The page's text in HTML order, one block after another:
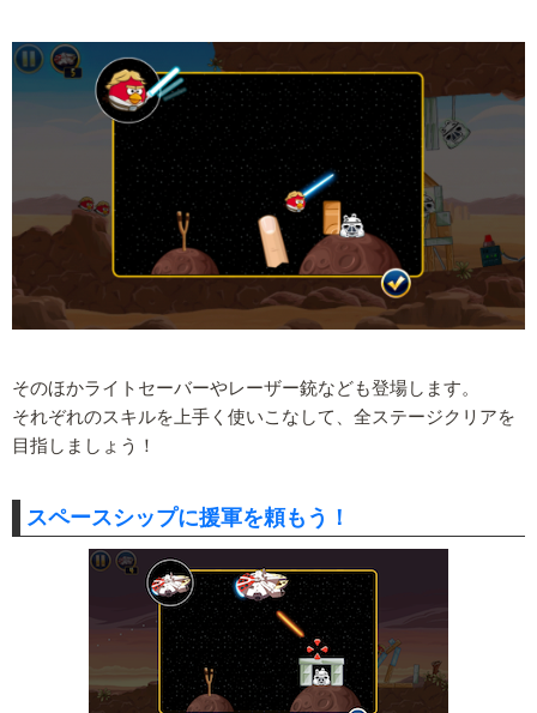
そのほかライトセーバーやレーザー銃なども登場します。
それぞれのスキルを上手く使いこなして、全ステージクリアを
目指しましょう！
スペースシップに援軍を頼もう！